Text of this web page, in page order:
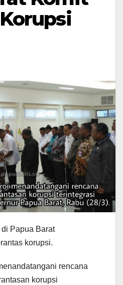
Papua Barat
korupsi.
rencana
korupsi